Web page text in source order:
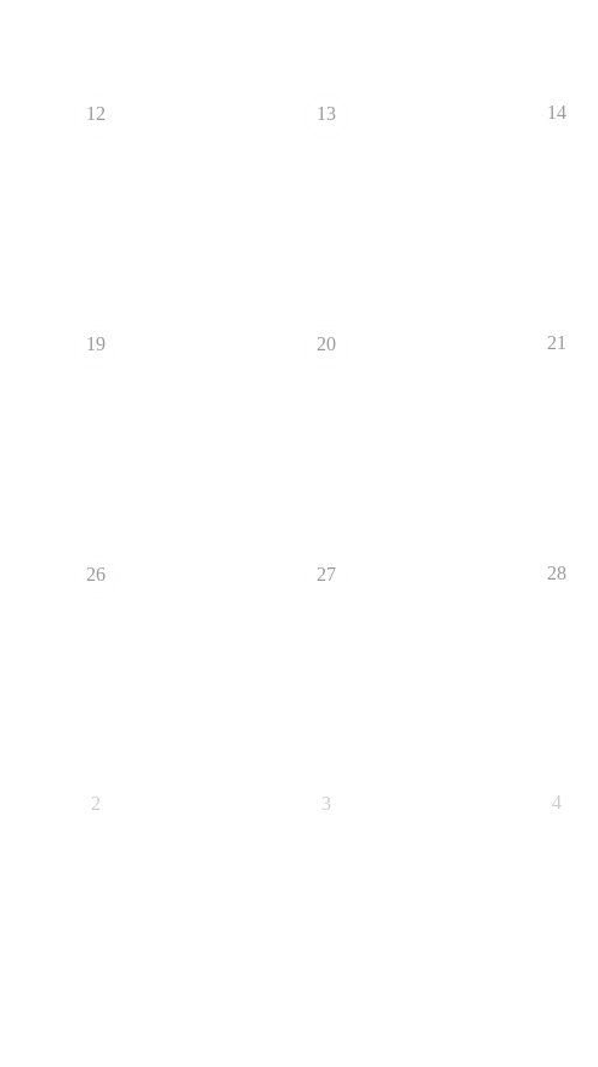
12 13 14
19 20 21
26 27 28
2 3 4